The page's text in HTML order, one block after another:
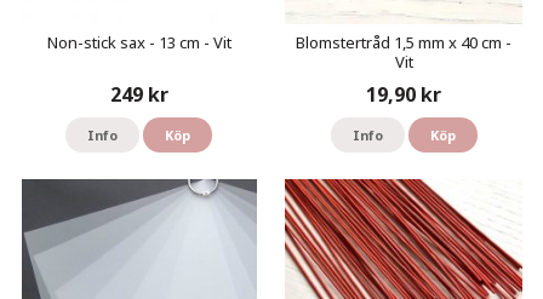
Non-stick sax - 13 cm - Vit
249 kr
Info Köp
Blomstertråd 1,5 mm x 40 cm -
Vit
19,90 kr
Info Köp